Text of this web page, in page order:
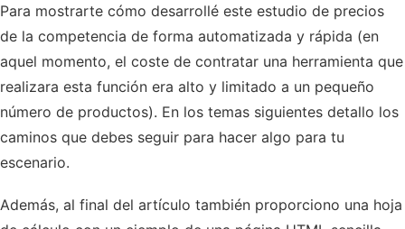
Para mostrarte cómo desarrollé este estudio de precios
de la competencia de forma automatizada y rápida (en
aquel momento, el coste de contratar una herramienta que
realizara esta función era alto y limitado a un pequeño
número de productos). En los temas siguientes detallo los
caminos que debes seguir para hacer algo para tu
escenario.
Además, al final del artículo también proporciono una hoja